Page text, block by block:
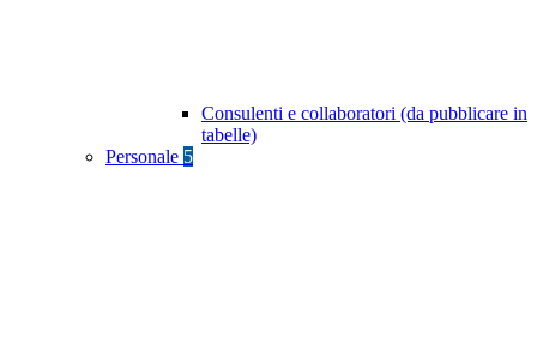
Consulenti e collaboratori (da pubblicare in
tabelle)
Personale 5